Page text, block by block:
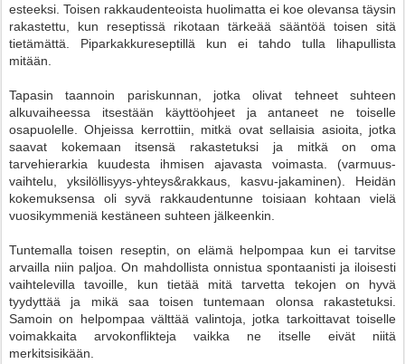
esteeksi. Toisen rakkaudenteoista huolimatta ei koe olevansa täysin
rakastettu, kun reseptissä rikotaan tärkeää sääntöä toisen sitä
tietämättä. Piparkakkureseptillä kun ei tahdo tulla lihapullista
mitään.
Tapasin taannoin pariskunnan, jotka olivat tehneet suhteen
alkuvaiheessa itsestään käyttöohjeet ja antaneet ne toiselle
osapuolelle. Ohjeissa kerrottiin, mitkä ovat sellaisia asioita, jotka
saavat kokemaan itsensä rakastetuksi ja mitkä on oma
tarvehierarkia kuudesta ihmisen ajavasta voimasta. (varmuus-
vaihtelu, yksilöllisyys-yhteys&rakkaus, kasvu-jakaminen). Heidän
kokemuksensa oli syvä rakkaudentunne toisiaan kohtaan vielä
vuosikymmeniä kestäneen suhteen jälkeenkin.
Tuntemalla toisen reseptin, on elämä helpompaa kun ei tarvitse
arvailla niin paljoa. On mahdollista onnistua spontaanisti ja iloisesti
vaihtelevilla tavoille, kun tietää mitä tarvetta tekojen on hyvä
tyydyttää ja mikä saa toisen tuntemaan olonsa rakastetuksi.
Samoin on helpompaa välttää valintoja, jotka tarkoittavat toiselle
voimakkaita arvokonflikteja vaikka ne itselle eivät niitä
merkitsisikään.